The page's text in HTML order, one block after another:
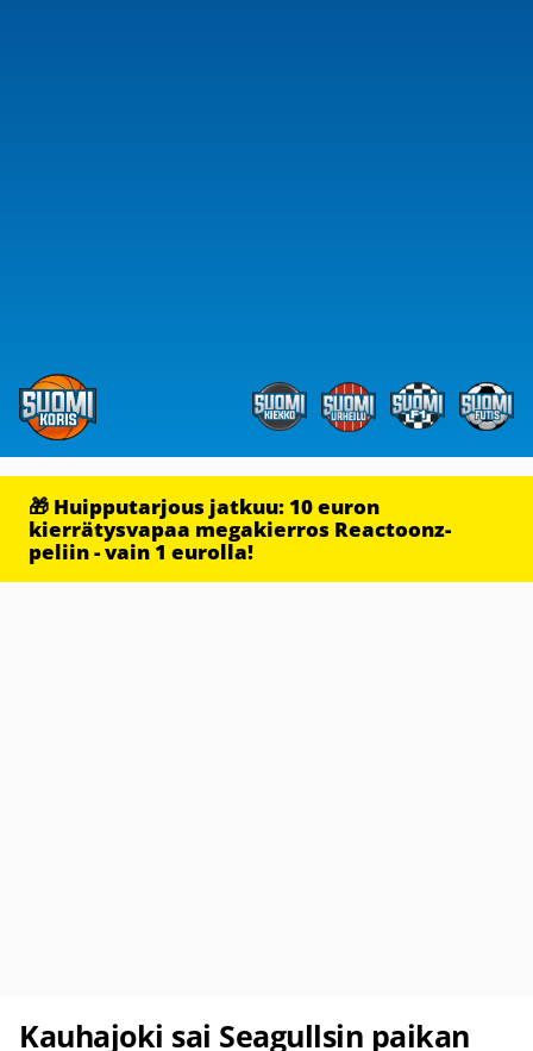
🎁 Huipputarjous jatkuu: 10 euron
kierrätysvapaa megakierros Reactoonz-
peliin - vain 1 eurolla!
Kauhajoki sai Seagullsin paikan